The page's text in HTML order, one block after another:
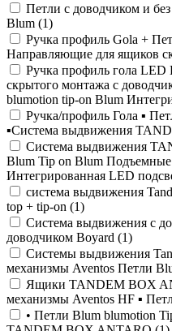
Петли с доводчиком и
Blum (1)
Ручка профиль Gola +
Направляющие для ящиков
Ручка профиль гола
скрытого монтажа с
blumotion tip-on Blum
Ручка/профиль Гола ▪️
▪️Система выдвижения
Система выдвижения
Blum Tip on Blum
Интегрированная LED
система выдвижения
top + tip-on (1)
Система выдвижения с
доводчиком Boyard (1)
Системы выдвижения
механизмы Aventos Петли
Ящики TANDEM BOX
механизмы Aventos HF ▪️
• Петли Blum blumotion